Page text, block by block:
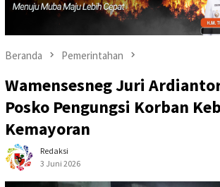
Beranda Pemerintahan
Wamensesneg Juri
Posko Pengungsi Korban
Kemayoran
Redaksi
3 Juni 2026